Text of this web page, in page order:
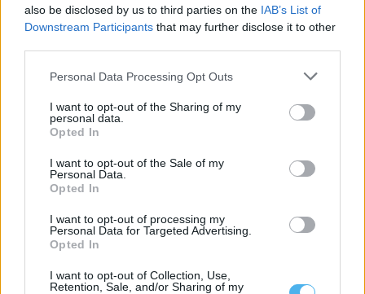
also be disclosed by us to third parties on the IAB’s List of
Downstream Participants that may further disclose it to other
Personal Data Processing Opt Outs
I want to opt-out of the Sharing of my
personal data.
Opted In
I want to opt-out of the Sale of my
Personal Data.
Opted In
I want to opt-out of processing my
Personal Data for Targeted Advertising.
Opted In
I want to opt-out of Collection, Use,
Retention, Sale, and/or Sharing of my
alentejano
Um comunicado divulgado esta quarta-feira confirmou a criação
da ALMA — Alentejo de Mármore,...